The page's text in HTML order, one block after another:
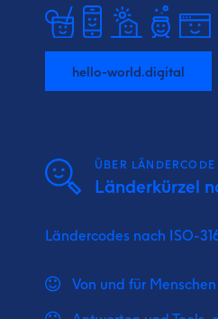
hello-world.digital
ÜBER LÄNDERCODE
Länderkürzel
Ländercodes nach ISO-
Von und für